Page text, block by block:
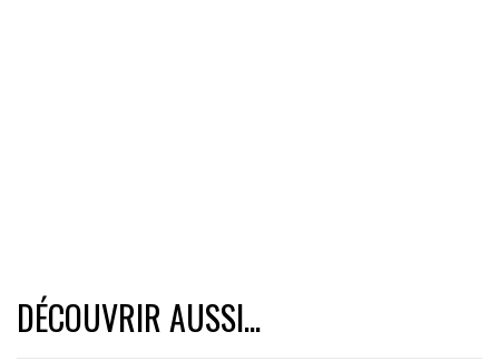
DÉCOUVRIR AUSSI...